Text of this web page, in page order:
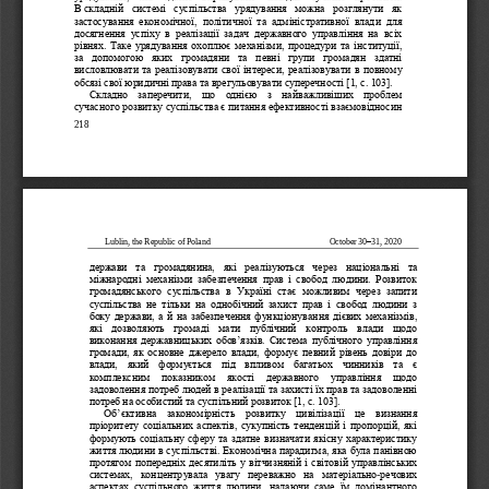
218
В складній  системі  суспільства  урядування  можна  розглянути  як
застосування  економічної,  політичної  та  адміністративної  влади  для
досягнення  успіху  в  реалізації  задач  державного  управління  на  всіх
рівнях. Таке урядування охоплює механізми, процедури та інституції,
за  допомогою  яких  громадяни  та  певні  групи  громадян  здатні
висловлювати та реалізовувати свої інтереси, реалізовувати в повному
обсязі свої юридичні права та врегульовувати суперечності [1, с. 103].
Складно  заперечити,  що  однією  з  найважливіших  проблем
сучасного розвитку суспільства є питання ефективності взаємовідносин
Lublin, the Republic of Poland October 30–31 , 2020
держави  та  громадянина,  які  реалізуються  через
національні  та
міжнародні  механізми  забезпечення  прав  і  свобод  людини.  Розвиток
громадянського  суспільства  в  Україні  стає  можливим  через  запити
суспільства  не  тільки  на  однобічний  захист  прав  і  свобод  людини  з
боку держави, а й на забезпечення функціонування дієвих механізмів,
які  дозволяють  громаді  мати  публічний  контроль  влади  щодо
виконання державницьких обов’язків. Система публічного управління
громади, як основне джерело влади, формує  певний рівень  довіри  до
влади,  який  формується  під  впливом  багатьох
чинників  та  є
комплексним  показником  якості  державного   управління  щодо
задоволення потреб людей в реалізації та захисті їх прав та задоволенні
потреб на особистий та суспільний розвиток [1, с. 103].
Об’єктивна  закономірність  розвитку  цивілізації  це  визнання
пріоритету соціальних аспектів, сукупність тенденцій і пропорцій, які
формують соціальну сферу та здатне визначати якісну характеристику
життя людини в суспільстві. Економічна парадигма, яка була панівною
протягом попередніх десятиліть у вітчизняній і світовій управлінських
системах,  концентрувала  увагу  переважно  на  матеріально-речових
аспектах  суспільного  життя  людини,  надаючи  саме  їм  домінантного